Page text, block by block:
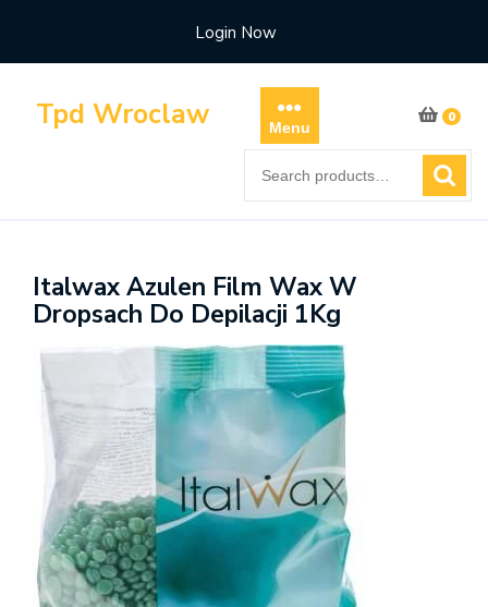
content
Login Now
Tpd Wroclaw Menu
0
for:
Italwax Azulen Film Wax W
Dropsach Do Depilacji 1Kg